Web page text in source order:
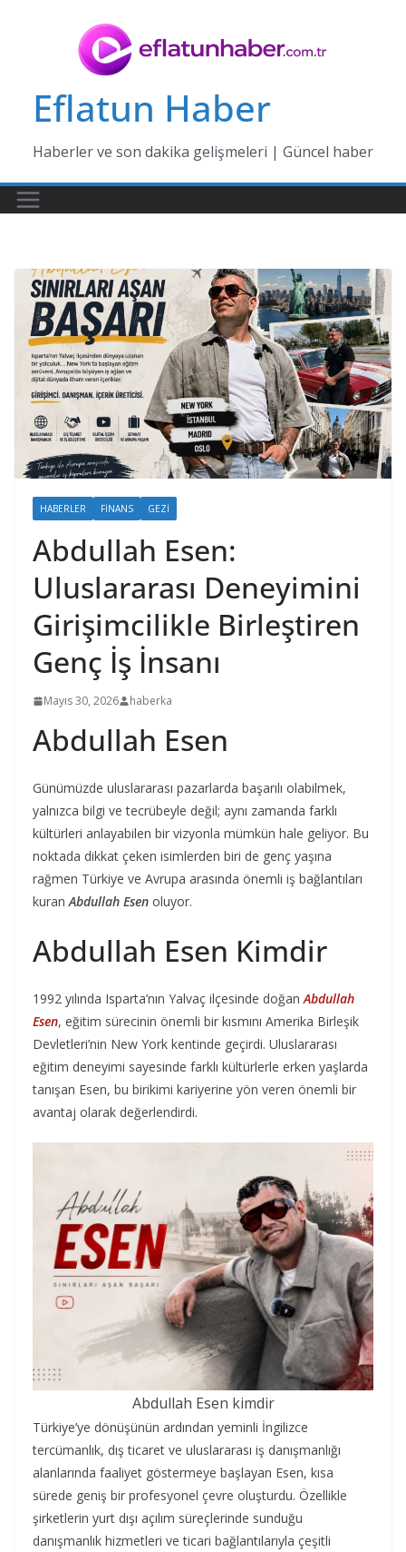
Eflatun Haber
Haberler ve son dakika gelişmeleri | Güncel haber
HABERLER FINANS GEZI
Abdullah Esen:
Uluslararası Deneyimini
Girişimcilikle Birleştiren
Genç İş İnsanı
Mayıs 30, 2026 haberka
Abdullah Esen
Günümüzde uluslararası pazarlarda başarılı olabilmek,
yalnızca bilgi ve tecrübeyle değil; aynı zamanda farklı
kültürleri anlayabilen bir vizyonla mümkün hale geliyor. Bu
noktada dikkat çeken isimlerden biri de genç yaşına
rağmen Türkiye ve Avrupa arasında önemli iş bağlantıları
kuranAbdullah Esen oluyor.
Abdullah Esen Kimdir
1992 yılında Isparta’nın Yalvaç ilçesinde doğanAbdullah
Esen, eğitim sürecinin önemli bir kısmını Amerika Birleşik
Devletleri’nin New York kentinde geçirdi. Uluslararası
eğitim deneyimi sayesinde farklı kültürlerle erken yaşlarda
tanışan Esen, bu birikimi kariyerine yön veren önemli bir
avantaj olarak değerlendirdi.
Abdullah Esen kimdir
Türkiye’ye dönüşünün ardından yeminli İngilizce
tercümanlık, dış ticaret ve uluslararası iş danışmanlığı
alanlarında faaliyet göstermeye başlayan Esen, kısa
sürede geniş bir profesyonel çevre oluşturdu. Özellikle
şirketlerin yurt dışı açılım süreçlerinde sunduğu
danışmanlık hizmetleri ve ticari bağlantılarıyla çeşitli